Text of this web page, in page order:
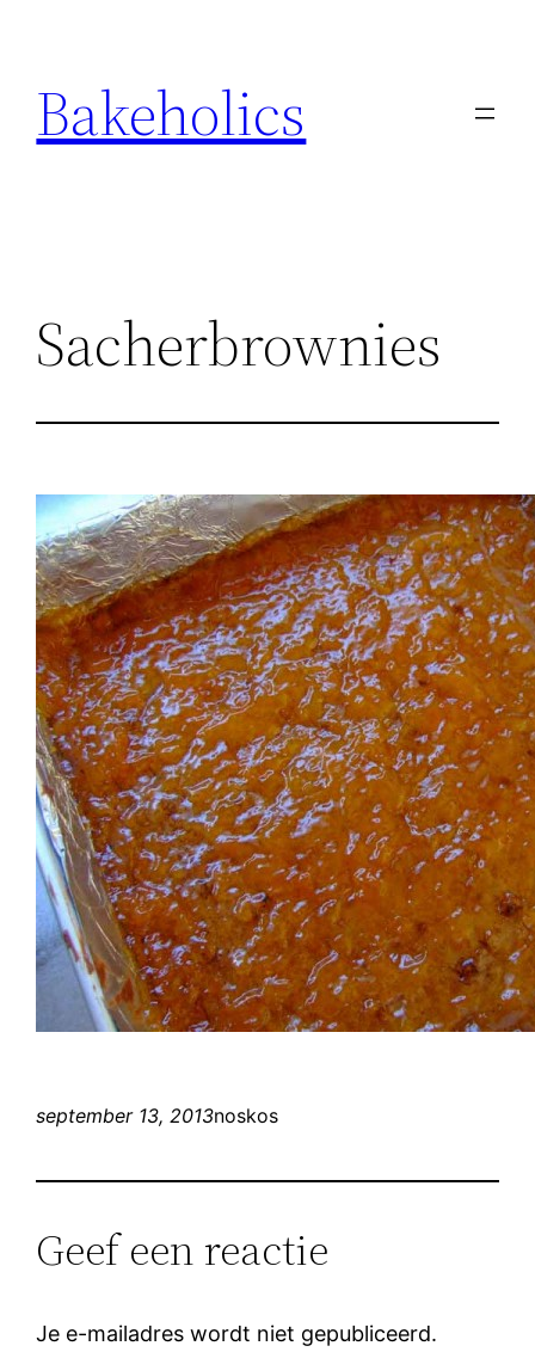
inhoud
Bakeholics
Sacherbrownies
september 13, 2013noskos
Geef een reactie
Je e-mailadres wordt niet gepubliceerd.